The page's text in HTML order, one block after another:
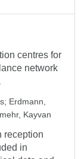
centres for
network
; Erdmann,
Kayvan
reception
in